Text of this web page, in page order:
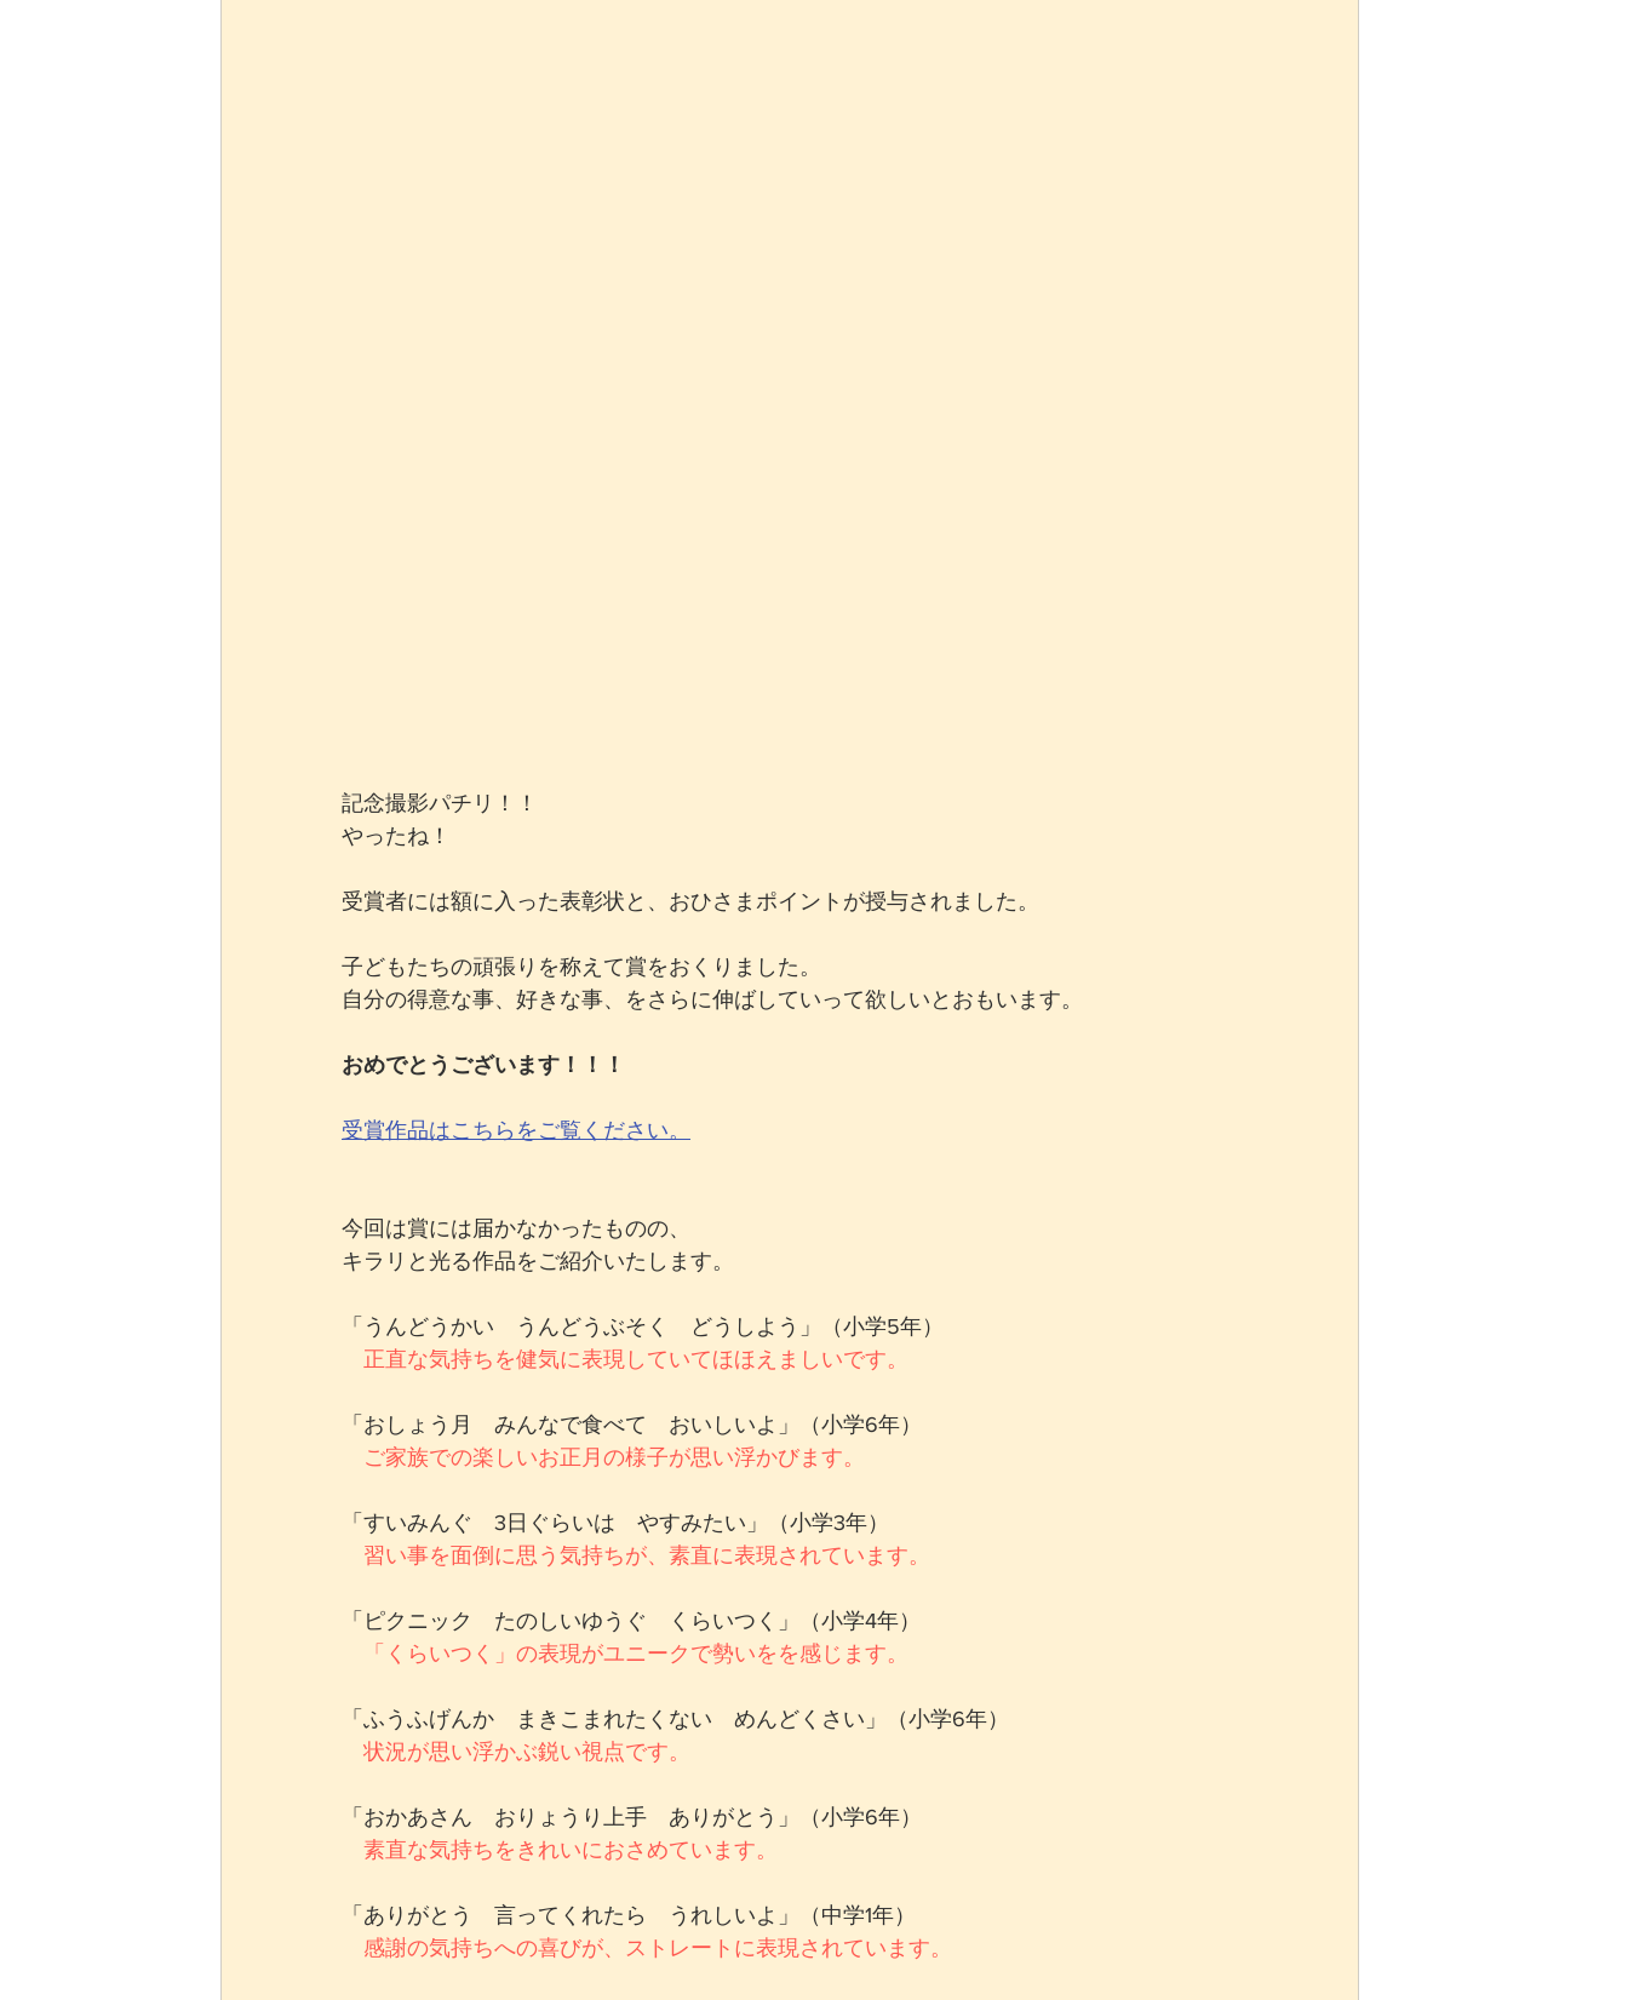
記念撮影パチリ！！
やったね！
受賞者には額に入った表彰状と、おひさまポイントが授与されました。
子どもたちの頑張りを称えて賞をおくりました。
自分の得意な事、好きな事、をさらに伸ばしていって欲しいとおもいます。
おめでとうございます！！！
受賞作品はこちらをご覧ください。
今回は賞には届かなかったものの、
キラリと光る作品をご紹介いたします。
「うんどうかい　うんどうぶそく　どうしよう」（小学5年）
正直な気持ちを健気に表現していてほほえましいです。
「おしょう月　みんなで食べて　おいしいよ」（小学6年）
ご家族での楽しいお正月の様子が思い浮かびます。
「すいみんぐ　3日ぐらいは　やすみたい」（小学3年）
習い事を面倒に思う気持ちが、素直に表現されています。
「ピクニック　たのしいゆうぐ　くらいつく」（小学4年）
「くらいつく」の表現がユニークで勢いをを感じます。
「ふうふげんか　まきこまれたくない　めんどくさい」（小学6年）
状況が思い浮かぶ鋭い視点です。
「おかあさん　おりょうり上手　ありがとう」（小学6年）
素直な気持ちをきれいにおさめています。
「ありがとう　言ってくれたら　うれしいよ」（中学1年）
感謝の気持ちへの喜びが、ストレートに表現されています。